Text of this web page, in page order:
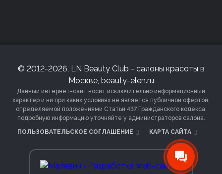
© 2012-2026, LN Beauty Club - салоны красоты в
Москве, beauty-elen.ru
Данный интернет-сайт носит исключительно информационный
характер и ни при каких условиях не является публичной офертой,
определяемой положениями Статьи 437 Гражданского кодекса,
подробную информацию уточняйте у администраторов салона.
ПОЛЬЗОВАТЕЛЬСКОЕ СОГЛАШЕНИЕ
КАРТА САЙТА